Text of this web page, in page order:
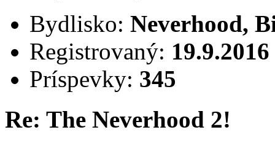
Bydlisko: Neverhood,
Registrovaný: 19.9.2016
Príspevky: 345
Re: The Neverhood 2!